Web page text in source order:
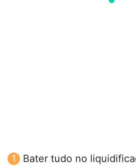
Bater tudo no